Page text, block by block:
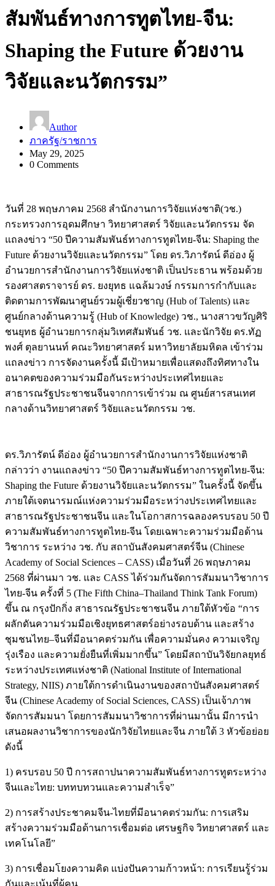
สัมพันธ์ทางการทูตไทย-จีน:
Shaping the Future ด้วยงาน
วิจัยและนวัตกรรม”
Author
ภาครัฐ/ราชการ
May 29, 2025
0 Comments
วันที่ 28 พฤษภาคม 2568 สำนักงานการวิจัยแห่งชาติ(วช.)
กระทรวงการอุดมศึกษา วิทยาศาสตร์ วิจัยและนวัตกรรม จัด
แถลงข่าว “50 ปีความสัมพันธ์ทางการทูตไทย-จีน: Shaping the
Future ด้วยงานวิจัยและนวัตกรรม” โดย ดร.วิภารัตน์ ดีอ่อง ผู้
อำนวยการสำนักงานการวิจัยแห่งชาติ เป็นประธาน พร้อมด้วย
รองศาสตราจารย์ ดร. ยงยุทธ แฉล้มวงษ์ กรรมการกํากับและ
ติดตามการพัฒนาศูนย์รวมผู้เชี่ยวชาญ (Hub of Talents) และ
ศูนย์กลางด้านความรู้ (Hub of Knowledge) วช., นางสาวขวัญศิริ
ชนยุทธ ผู้อำนวยการกลุ่มวิเทศสัมพันธ์ วช. และนักวิจัย ดร.ทัฏ
พงศ์ ตุลยานนท์ คณะวิทยาศาสตร์ มหาวิทยาลัยมหิดล เข้าร่วม
แถลงข่าว การจัดงานครั้งนี้ มีเป้าหมายเพื่อแสดงถึงทิศทางใน
อนาคตของความร่วมมือกันระหว่างประเทศไทยและ
สาธารณรัฐประชาชนจีนจากการเข้าร่วม ณ ศูนย์สารสนเทศ
กลางด้านวิทยาศาสตร์ วิจัยและนวัตกรรม วช.
ดร.วิภารัตน์ ดีอ่อง ผู้อำนวยการสำนักงานการวิจัยแห่งชาติ
กล่าวว่า งานแถลงข่าว “50 ปีความสัมพันธ์ทางการทูตไทย-จีน:
Shaping the Future ด้วยงานวิจัยและนวัตกรรม” ในครั้งนี้ จัดขึ้น
ภายใต้เจตนารมณ์แห่งความร่วมมือระหว่างประเทศไทยและ
สาธารณรัฐประชาชนจีน และในโอกาสการฉลองครบรอบ 50 ปี
ความสัมพันธ์ทางการทูตไทย-จีน โดยเฉพาะความร่วมมือด้าน
วิชาการ ระหว่าง วช. กับ สถาบันสังคมศาสตร์จีน (Chinese
Academy of Social Sciences – CASS) เมื่อวันที่ 26 พฤษภาคม
2568 ที่ผ่านมา วช. และ CASS ได้ร่วมกันจัดการสัมมนาวิชาการ
ไทย-จีน ครั้งที่ 5 (The Fifth China–Thailand Think Tank Forum)
ขึ้น ณ กรุงปักกิ่ง สาธารณรัฐประชาชนจีน ภายใต้หัวข้อ “การ
ผลักดันความร่วมมือเชิงยุทธศาสตร์อย่างรอบด้าน และสร้าง
ชุมชนไทย–จีนที่มีอนาคตร่วมกัน เพื่อความมั่นคง ความเจริญ
รุ่งเรือง และความยั่งยืนที่เพิ่มมากขึ้น” โดยมีสถาบันวิจัยกลยุทธ์
ระหว่างประเทศแห่งชาติ (National Institute of International
Strategy, NIIS) ภายใต้การดำเนินงานของสถาบันสังคมศาสตร์
จีน (Chinese Academy of Social Sciences, CASS) เป็นเจ้าภาพ
จัดการสัมมนา โดยการสัมมนาวิชาการที่ผ่านมานั้น มีการนำ
เสนอผลงานวิชาการของนักวิจัยไทยและจีน ภายใต้ 3 หัวข้อย่อย
ดังนี้
1) ครบรอบ 50 ปี การสถาปนาความสัมพันธ์ทางการทูตระหว่าง
จีนและไทย: บททบทวนและความสําเร็จ”
2) การสร้างประชาคมจีน-ไทยที่มีอนาคตร่วมกัน: การเสริม
สร้างความร่วมมือด้านการเชื่อมต่อ เศรษฐกิจ วิทยาศาสตร์ และ
เทคโนโลยี”
3) การเชื่อมโยงความคิด แบ่งปันความก้าวหน้า: การเรียนรู้ร่วม
กันและเน้นที่ผู้คน